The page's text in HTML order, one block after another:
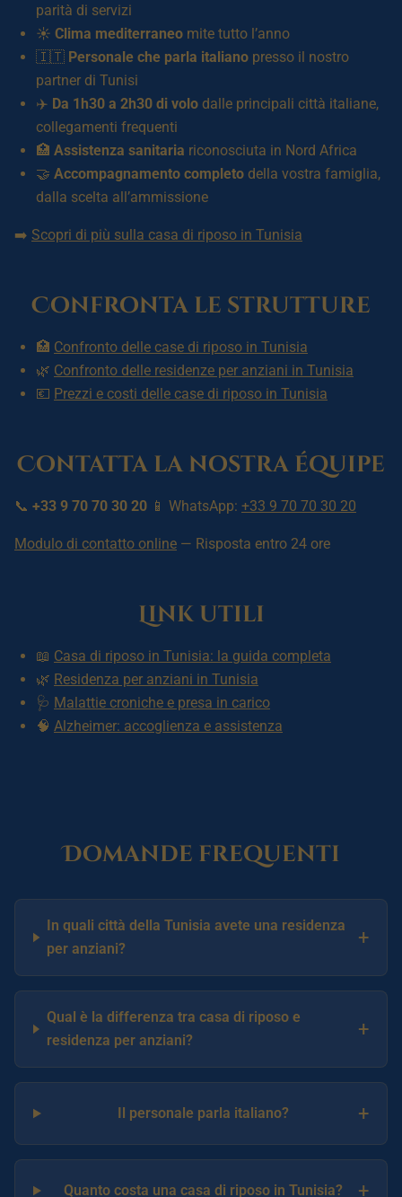
parità di servizi
☀️ Clima mediterraneo mite tutto l’anno
🇮🇹 Personale che parla italiano presso il nostro
partner di Tunisi
✈️ Da 1h30 a 2h30 di volo dalle principali città italiane,
collegamenti frequenti
🏥 Assistenza sanitaria riconosciuta in Nord Africa
🤝 Accompagnamento completo della vostra famiglia,
dalla scelta all’ammissione
➡️ Scopri di più sulla casa di riposo in Tunisia
Confronta le strutture
🏥 Confronto delle case di riposo in Tunisia
🌿 Confronto delle residenze per anziani in Tunisia
💶 Prezzi e costi delle case di riposo in Tunisia
Contatta la nostra équipe
📞 +33 9 70 70 30 20 📱 WhatsApp: +33 9 70 70 30 20
Modulo di contatto online — Risposta entro 24 ore
Link utili
📖 Casa di riposo in Tunisia: la guida completa
🌿 Residenza per anziani in Tunisia
🩺 Malattie croniche e presa in carico
🧠 Alzheimer: accoglienza e assistenza
Domande frequenti
In quali città della Tunisia avete una residenza
per anziani?
+
Qual è la differenza tra casa di riposo e
residenza per anziani?
+
Il personale parla italiano? +
Quanto costa una casa di riposo in Tunisia? +